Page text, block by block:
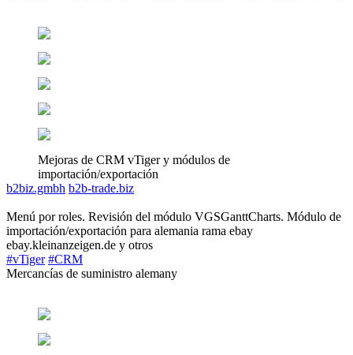
Mejoras de CRM vTiger y módulos de
importación/exportación
b2biz.gmbh b2b-trade.biz
Menú por roles. Revisión del módulo VGSGanttCharts. Módulo de
importación/exportación para alemania rama ebay
ebay.kleinanzeigen.de y otros
#vTiger #CRM
Mercancías de suministro alemany